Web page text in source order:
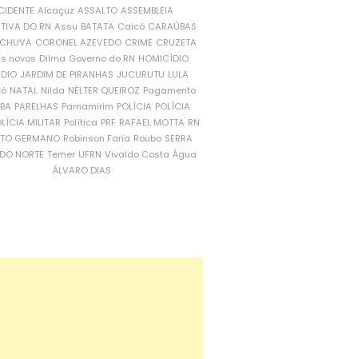
Alcaçuz ASSALTO ASSEMBLEIA
DO RN Assu BATATA Caicó CARAÚBAS
CORONEL AZEVEDO CRIME CRUZETA
novos Dilma Governo do RN HOMICÍDIO
JARDIM DE PIRANHAS JUCURUTU LULA
NATAL Nilda NÉLTER QUEIROZ Pagamento
PARELHAS Parnamirim POLÍCIA POLÍCIA
MILITAR Política PRF RAFAEL MOTTA RN
GERMANO Robinson Faria Roubo SERRA
NORTE Temer UFRN Vivaldo Costa Água
ÁLVARO DIAS